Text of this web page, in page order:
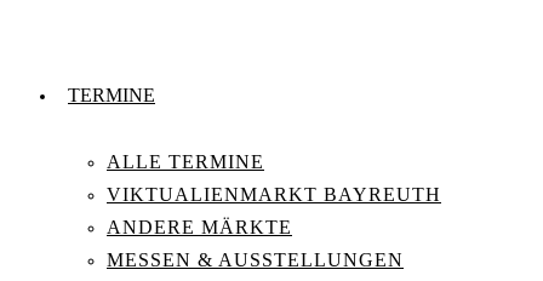
TERMINE
ALLE TERMINE
VIKTUALIENMARKT BAYREUTH
ANDERE MÄRKTE
MESSEN & AUSSTELLUNGEN